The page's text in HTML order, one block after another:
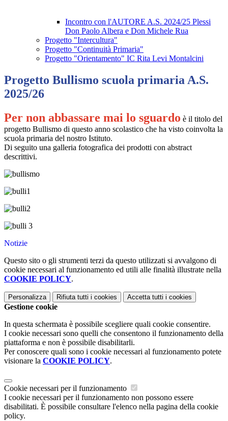
Incontro con l'AUTORE A.S. 2024/25 Plessi
Don Paolo Albera e Don Michele Rua
Progetto "Intercultura"
Progetto "Continuità Primaria"
Progetto "Orientamento" IC Rita Levi Montalcini
Progetto Bullismo scuola primaria A.S.
2025/26
Per non abbassare mai lo sguardo è il titolo del
progetto Bullismo di questo anno scolastico che ha visto coinvolta la
scuola primaria del nostro Istituto.
Di seguito una galleria fotografica dei prodotti con abstract
descrittivi.
Notizie
Questo sito o gli strumenti terzi da questo utilizzati si avvalgono di
cookie necessari al funzionamento ed utili alle finalità illustrate nella
COOKIE POLICY.
Personalizza Rifiuta tutti i cookies Accetta tutti i cookies
Gestione cookie
In questa schermata è possibile scegliere quali cookie consentire.
I cookie necessari sono quelli che consentono il funzionamento della
piattaforma e non è possibile disabilitarli.
Per conoscere quali sono i cookie necessari al funzionamento potete
visionare la COOKIE POLICY.
Cookie necessari per il funzionamento
I cookie necessari per il funzionamento non possono essere
disabilitati. È possibile consultare l'elenco nella pagina della cookie
policy.